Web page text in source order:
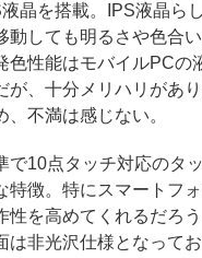
晶を搭載。IPS液晶ら
動しても明るさや色合
色性能はモバイルPCの
が、十分メリハリがあ
、不満は感じない。
10点タッチ対応のタ
特徴。特にスマートフ
性を高めてくれるだろ
は非光沢仕様となって